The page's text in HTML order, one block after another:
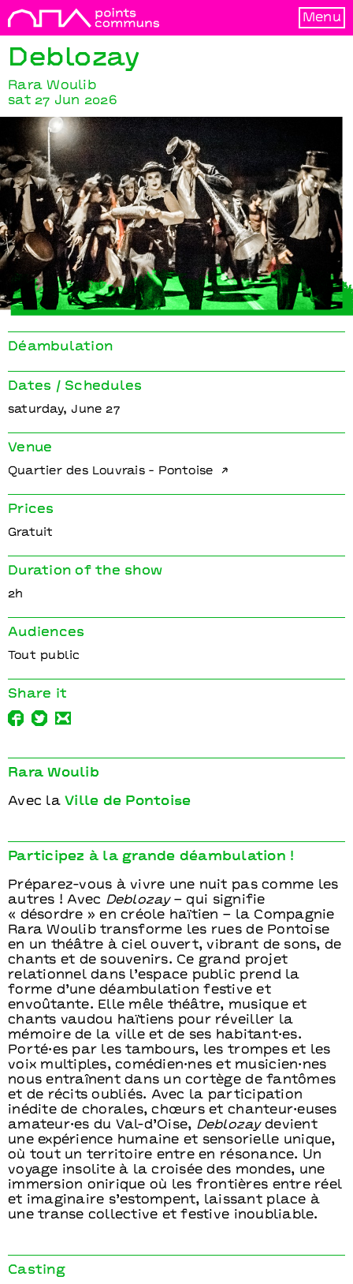
Menu
Deblozay
Rara Woulib
sat 27 Jun 2026
Deblozay
Rara Woulib
Rara Woulib
Avec la Ville de Pontoise
Participez à la grande déambulation !
Préparez-vous à vivre une nuit pas comme les
autres ! Avec Deblozay– qui signifie
« désordre » en créole haïtien – la Compagnie
Rara Woulib transforme les rues de Pontoise
en un théâtre à ciel ouvert, vibrant de sons, de
chants et de souvenirs. Ce grand projet
relationnel dans l’espace public prend la
forme d’une déambulation festive et
envoûtante. Elle mêle théâtre, musique et
chants vaudou haïtiens pour réveiller la
mémoire de la ville et de ses habitant·es.
Porté·es par les tambours, les trompes et les
voix multiples, comédien·nes et musicien·nes
nous entraînent dans un cortège de fantômes
et de récits oubliés. Avec la participation
inédite de chorales, chœurs et chanteur·euses
amateur·es du Val-d’Oise, Deblozaydevient
une expérience humaine et sensorielle unique,
où tout un territoire entre en résonance. Un
voyage insolite à la croisée des mondes, une
immersion onirique où les frontières entre réel
et imaginaire s’estompent, laissant place à
une transe collective et festive inoubliable.
Casting
Déambulation
Dates / Schedules
saturday, June 27
Venue
Quartier des Louvrais - Pontoise
Prices
Gratuit
Duration of the show
2h
Audiences
Tout public
Share it